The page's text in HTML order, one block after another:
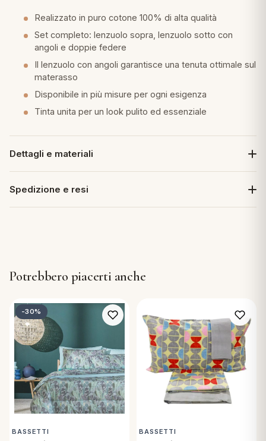
Realizzato in puro cotone 100% di alta qualità
Set completo: lenzuolo sopra, lenzuolo sotto con
angoli e doppie federe
Il lenzuolo con angoli garantisce una tenuta ottimale sul
materasso
Disponibile in più misure per ogni esigenza
Tinta unita per un look pulito ed essenziale
Dettagli e materiali
Spedizione e resi
Potrebbero piacerti anche
-30%
BASSETTI BASSETTI